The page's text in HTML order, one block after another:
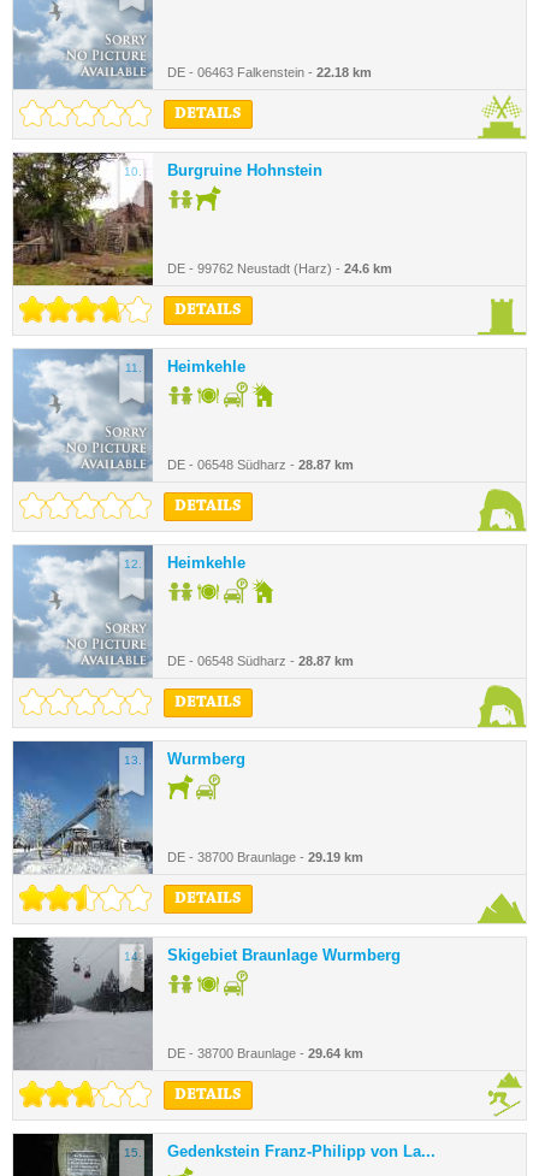
DE - 06463 Falkenstein - 22.18 km
DETAILS
10. Burgruine Hohnstein
DE - 99762 Neustadt (Harz) - 24.6 km
DETAILS
11. Heimkehle
DE - 06548 Südharz - 28.87 km
DETAILS
12. Heimkehle
DE - 06548 Südharz - 28.87 km
DETAILS
13. Wurmberg
DE - 38700 Braunlage - 29.19 km
DETAILS
14. Skigebiet Braunlage Wurmberg
DE - 38700 Braunlage - 29.64 km
DETAILS
15. Gedenkstein Franz-Philipp von La...